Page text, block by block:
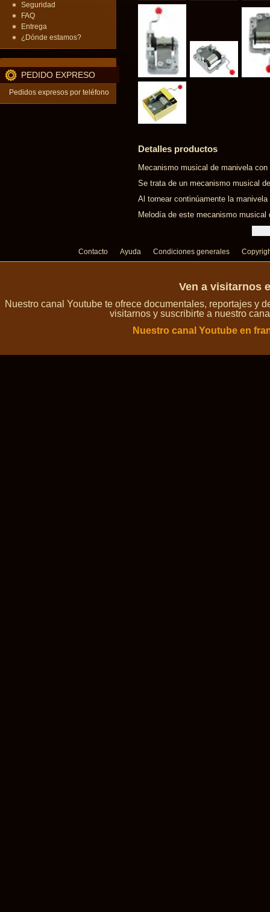
Seguridad
FAQ
Entrega
¿Dónde estamos?
PEDIDO EXPRESO
Pedidos expresos por teléfono
Detalles productos
Mecanismo musical de manivela
Se trata de un mecanismo musical
Al tornear continúamente la
Melodía de este mecanismo
Contacto Ayuda Condiciones generales
Ven a visitarnos
Nuestro canal Youtube te ofrece documentales, reportajes y
visitarnos y suscribirte a nuestro
Nuestro canal Youtube en